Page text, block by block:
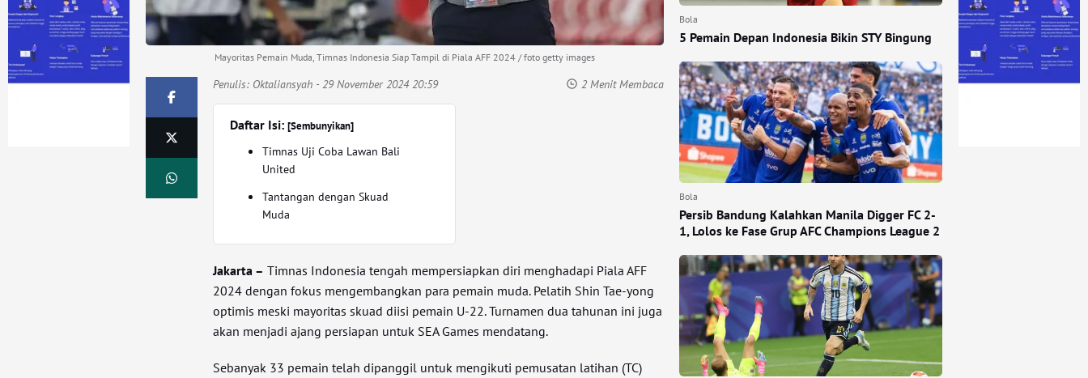
Mayoritas Pemain Muda, Timnas Indonesia Siap Tampil di Piala AFF 2024 / foto getty images
Penulis: Oktaliansyah - 29 November 2024 20:59 2 Menit Membaca
Daftar Isi:[Sembunyikan]
Timnas Uji Coba Lawan Bali
United
Tantangan dengan Skuad
Muda
Jakarta – Timnas Indonesia tengah mempersiapkan diri menghadapi Piala AFF
2024 dengan fokus mengembangkan para pemain muda. Pelatih Shin Tae-yong
optimis meski mayoritas skuad diisi pemain U-22. Turnamen dua tahunan ini juga
akan menjadi ajang persiapan untuk SEA Games mendatang.
Sebanyak 33 pemain telah dipanggil untuk mengikuti pemusatan latihan (TC)
Bola
5 Pemain Depan Indonesia Bikin STY Bingung
Bola
Persib Bandung Kalahkan Manila Digger FC 2-
1, Lolos ke Fase Grup AFC Champions League 2